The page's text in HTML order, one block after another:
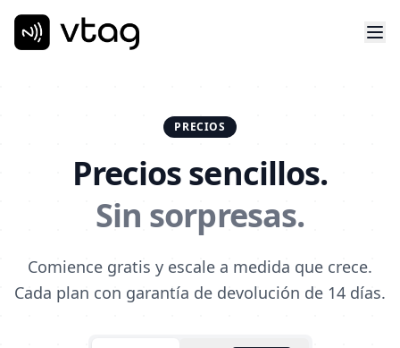
PRECIOS
Precios sencillos.
Sin sorpresas.
Comience gratis y escale a medida que crece.
Cada plan con garantía de devolución de 14 días.